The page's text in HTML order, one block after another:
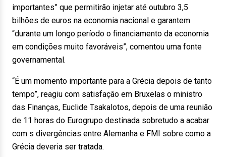
importantes” que permitirão injetar até outubro 3,5
bilhões de euros na economia nacional e garantem
“durante um longo período o financiamento da economia
em condições muito favoráveis”, comentou uma fonte
governamental.
“É um momento importante para a Grécia depois de tanto
tempo”, reagiu com satisfação em Bruxelas o ministro
das Finanças, Euclide Tsakalotos, depois de uma reunião
de 11 horas do Eurogrupo destinada sobretudo a acabar
com s divergências entre Alemanha e FMI sobre como a
Grécia deveria ser tratada.